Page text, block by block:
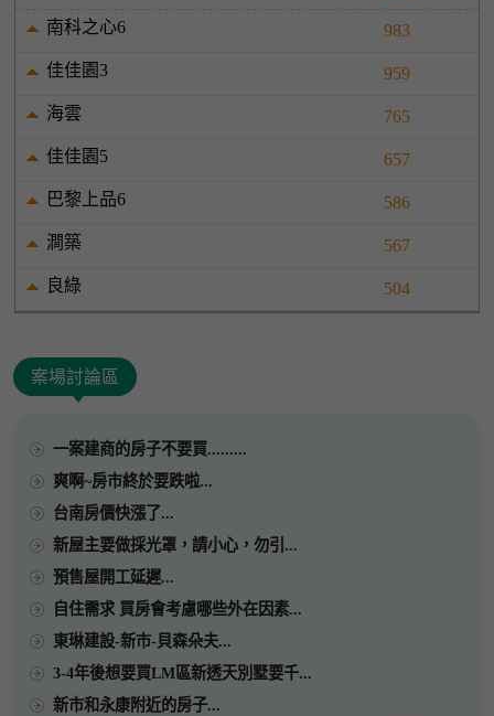
南科之心6 983
佳佳園3 959
海雲 765
佳佳園5 657
巴黎上品6 586
澗築 567
良綠 504
案場討論區
一案建商的房子不要買.........
爽啊~房市終於要跌啦...
台南房價快漲了...
新屋主要做採光罩，請小心，勿引...
預售屋開工延遲...
自住需求 買房會考慮哪些外在因素...
東琳建設-新市-貝森朵夫...
3-4年後想要買LM區新透天別墅要千...
新市和永康附近的房子...